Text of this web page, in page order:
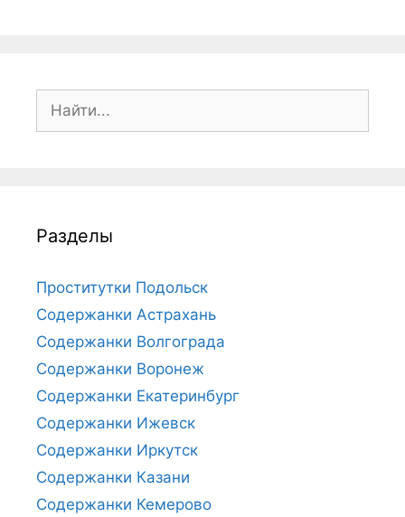
Разделы
Проститутки Подольск
Содержанки Астрахань
Содержанки Волгограда
Содержанки Воронеж
Содержанки Екатеринбург
Содержанки Ижевск
Содержанки Иркутск
Содержанки Казани
Содержанки Кемерово